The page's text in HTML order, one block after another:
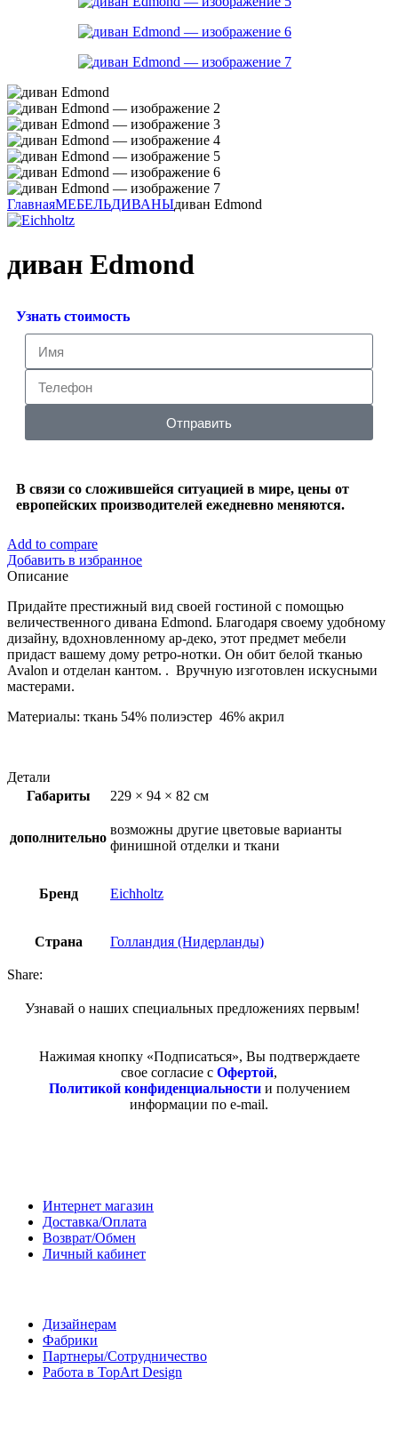
ГлавнаяМЕБЕЛЬДИВАНЫдиван Edmond
диван Edmond
Узнать стоимость
Отправить
В связи со сложившейся ситуацией в мире, цены от
европейских производителей ежедневно меняются.
Add to compare
Добавить в избранное
Описание
Придайте престижный вид своей гостиной с помощью
величественного дивана Edmond. Благодаря своему удобному
дизайну, вдохновленному ар-деко, этот предмет мебели
придаст вашему дому ретро-нотки. Он обит белой тканью
Avalon и отделан кантом. . Вручную изготовлен искусными
мастерами.
Материалы: ткань 54% полиэстер 46% акрил
Детали
Габариты
229 × 94 × 82 см
дополнительно
возможны другие цветовые варианты
финишной отделки и ткани
Бренд Eichholtz
Страна Голландия (Нидерланды)
Share:
Узнавай о наших специальных предложениях первым!
Нажимая кнопку «Подписаться», Вы подтверждаете
свое согласие с Офертой,
Политикой конфиденциальностии получением
информации по e-mail.
Интернет магазин
Доставка/Оплата
Возврат/Обмен
Личный кабинет
Дизайнерам
Фабрики
Партнеры/Сотрудничество
Работа в TopArt Design